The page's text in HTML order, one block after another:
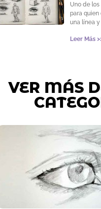
Uno de
para
una línea y
Leer Más
VER MÁS